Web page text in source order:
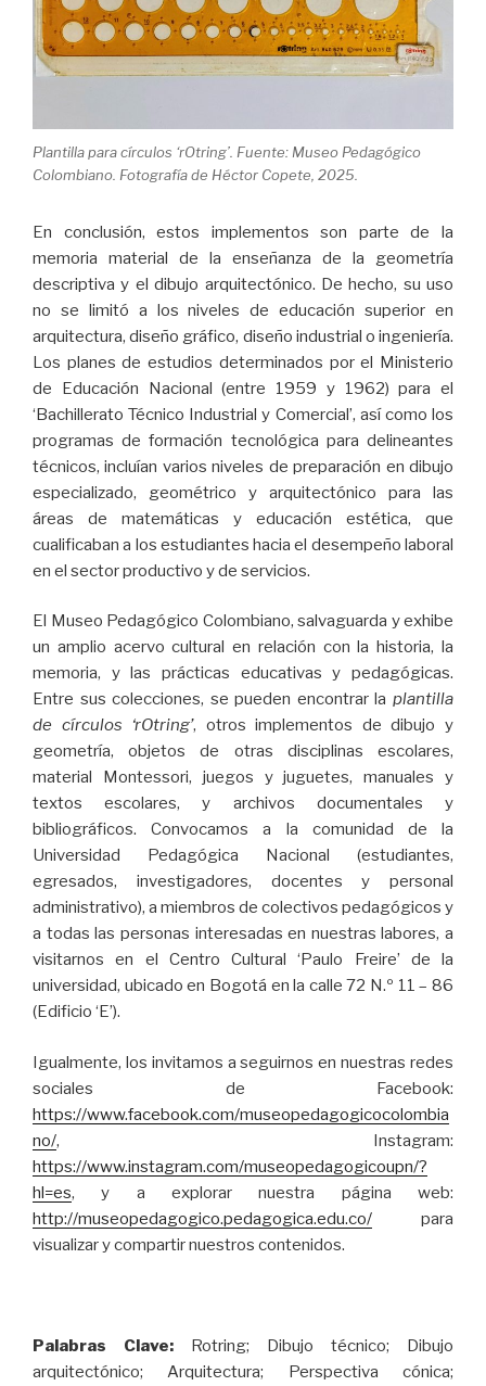
Plantilla para círculos ‘rOtring’. Fuente: Museo Pedagógico
Colombiano. Fotografía de Héctor Copete, 2025.
En conclusión, estos implementos son parte de la
memoria material de la enseñanza de la geometría
descriptiva y el dibujo arquitectónico. De hecho, su uso
no se limitó a los niveles de educación superior en
arquitectura, diseño gráfico, diseño industrial o ingeniería.
Los planes de estudios determinados por el Ministerio
de Educación Nacional (entre 1959 y 1962) para el
‘Bachillerato Técnico Industrial y Comercial’, así como los
programas de formación tecnológica para delineantes
técnicos, incluían varios niveles de preparación en dibujo
especializado, geométrico y arquitectónico para las
áreas de matemáticas y educación estética, que
cualificaban a los estudiantes hacia el desempeño laboral
en el sector productivo y de servicios.
El Museo Pedagógico Colombiano, salvaguarda y exhibe
un amplio acervo cultural en relación con la historia, la
memoria, y las prácticas educativas y pedagógicas.
Entre sus colecciones, se pueden encontrar la plantilla
de círculos ‘rOtring’, otros implementos de dibujo y
geometría, objetos de otras disciplinas escolares,
material Montessori, juegos y juguetes, manuales y
textos escolares, y archivos documentales y
bibliográficos. Convocamos a la comunidad de la
Universidad Pedagógica Nacional (estudiantes,
egresados, investigadores, docentes y personal
administrativo), a miembros de colectivos pedagógicos y
a todas las personas interesadas en nuestras labores, a
visitarnos en el Centro Cultural ‘Paulo Freire’ de la
universidad, ubicado en Bogotá en la calle 72 N.º 11 – 86
(Edificio ‘E’).
Igualmente, los invitamos a seguirnos en nuestras redes
sociales de Facebook:
https://www.facebook.com/museopedagogicocolombia
no/, Instagram:
https://www.instagram.com/museopedagogicoupn/?
hl=es, y a explorar nuestra página web:
http://museopedagogico.pedagogica.edu.co/ para
visualizar y compartir nuestros contenidos.
Palabras Clave: Rotring; Dibujo técnico; Dibujo
arquitectónico; Arquitectura; Perspectiva cónica;